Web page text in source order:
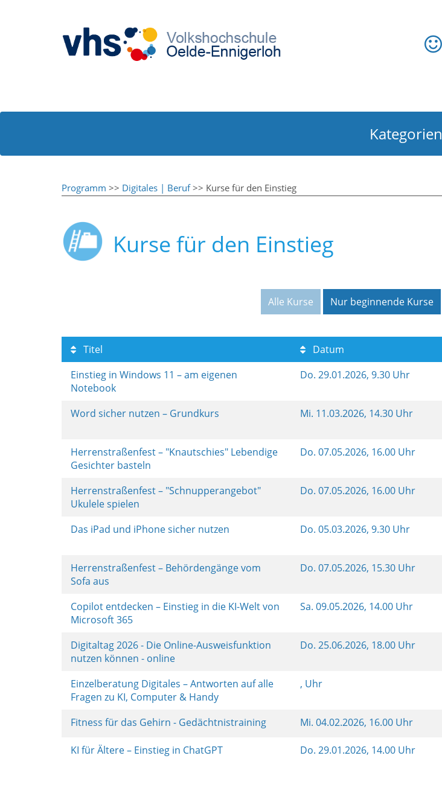
Kategorien
Programm >> Digitales | Beruf>> Kurse für den Einstieg
Kurse für den Einstieg
Alle Kurse Nur beginnende Kurse
Titel Datum
Einstieg in Windows 11 – am eigenen
Notebook
Do. 29.01.2026, 9.30 Uhr
Word sicher nutzen – Grundkurs Mi. 11.03.2026, 14.30 Uhr
Herrenstraßenfest – "Knautschies" Lebendige
Gesichter basteln
Do. 07.05.2026, 16.00 Uhr
Herrenstraßenfest – "Schnupperangebot"
Ukulele spielen
Do. 07.05.2026, 16.00 Uhr
Das iPad und iPhone sicher nutzen Do. 05.03.2026, 9.30 Uhr
Herrenstraßenfest – Behördengänge vom
Sofa aus
Do. 07.05.2026, 15.30 Uhr
Copilot entdecken – Einstieg in die KI-Welt von
Microsoft 365
Sa. 09.05.2026, 14.00 Uhr
Digitaltag 2026 - Die Online-Ausweisfunktion
nutzen können - online
Do. 25.06.2026, 18.00 Uhr
Einzelberatung Digitales – Antworten auf alle
Fragen zu KI, Computer & Handy
, Uhr
Fitness für das Gehirn - Gedächtnistraining Mi. 04.02.2026, 16.00 Uhr
KI für Ältere – Einstieg in ChatGPT Do. 29.01.2026, 14.00 Uhr